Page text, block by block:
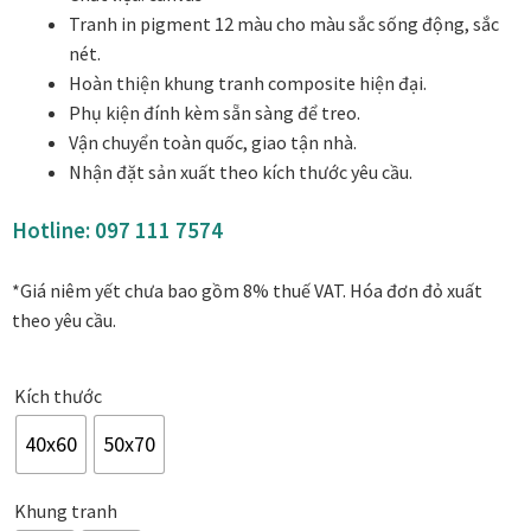
Danh Lam Collection
Điều Khoản Sử Dụng
Hoa Xuân – Tranh sơn mài hoa
Liên Hoa – Tranh hoa sen sơn mài
Reflections by the River
Thịnh Vượng Collection
đến
Tranh in pigment 12 màu cho màu sắc sống động, sắc
nét.
Hoàn thiện khung tranh composite hiện đại.
Phụ kiện đính kèm sẵn sàng để treo.
Vận chuyển toàn quốc, giao tận nhà.
Nhận đặt sản xuất theo kích thước yêu cầu.
Hotline: 097 111 7574
*Giá niêm yết chưa bao gồm 8% thuế VAT. Hóa đơn đỏ xuất
theo yêu cầu.
Kích thước
40x60 50x70
Khung tranh